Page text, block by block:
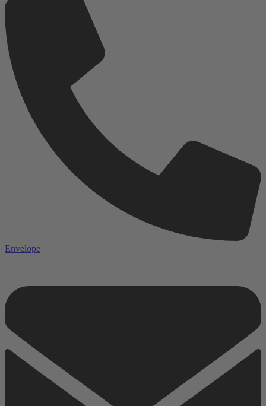
Envelope